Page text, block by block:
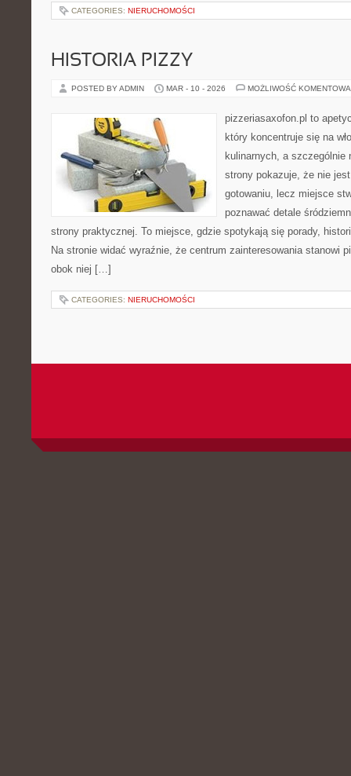
CATEGORIES: NIERUCHOMOŚCI
HISTORIA PIZZY
POSTED BY ADMIN MAR - 10 - 2026 MOŻLIWOŚĆ
pizzeriasaxofon.pl to
który koncentruje się na
kulinarnych, a
strony pokazuje, że nie
gotowaniu, lecz miejsce
poznawać detale
strony praktycznej. To miejsce, gdzie spotykają się porady,
Na stronie widać wyraźnie, że centrum zainteresowania stanowi
obok niej […]
CATEGORIES: NIERUCHOMOŚCI